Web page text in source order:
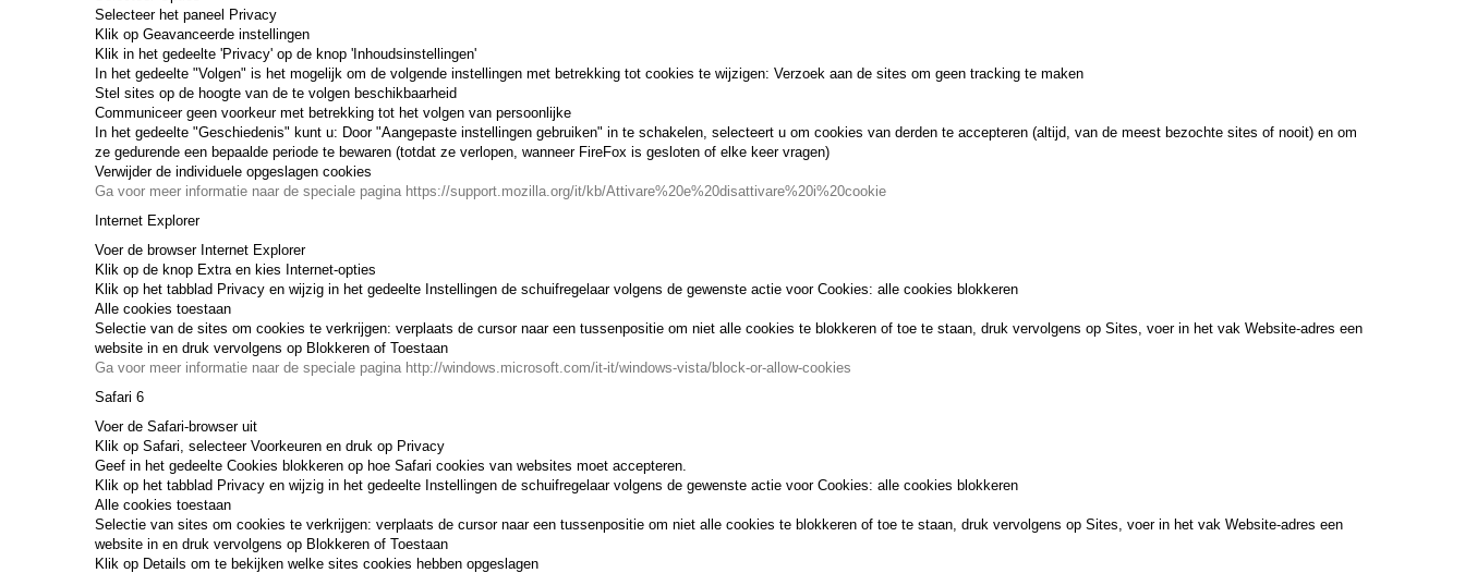
Selecteer het paneel Privacy
Klik op Geavanceerde instellingen
Klik in het gedeelte 'Privacy' op de knop 'Inhoudsinstellingen'
In het gedeelte "Volgen" is het mogelijk om de volgende instellingen met betrekking tot cookies te wijzigen: Verzoek aan de sites om geen tracking te maken
Stel sites op de hoogte van de te volgen beschikbaarheid
Communiceer geen voorkeur met betrekking tot het volgen van persoonlijke
In het gedeelte "Geschiedenis" kunt u: Door "Aangepaste instellingen gebruiken" in te schakelen, selecteert u om cookies van derden te accepteren (altijd, van de meest bezochte sites of nooit) en om
ze gedurende een bepaalde periode te bewaren (totdat ze verlopen, wanneer FireFox is gesloten of elke keer vragen)
Verwijder de individuele opgeslagen cookies
Ga voor meer informatie naar de speciale pagina https://support.mozilla.org/it/kb/Attivare%20e%20disattivare%20i%20cookie
Internet Explorer
Voer de browser Internet Explorer
Klik op de knop Extra en kies Internet-opties
Klik op het tabblad Privacy en wijzig in het gedeelte Instellingen de schuifregelaar volgens de gewenste actie voor Cookies: alle cookies blokkeren
Alle cookies toestaan
Selectie van de sites om cookies te verkrijgen: verplaats de cursor naar een tussenpositie om niet alle cookies te blokkeren of toe te staan, druk vervolgens op Sites, voer in het vak Website-adres een
website in en druk vervolgens op Blokkeren of Toestaan
Ga voor meer informatie naar de speciale pagina http://windows.microsoft.com/it-it/windows-vista/block-or-allow-cookies
Safari 6
Voer de Safari-browser uit
Klik op Safari, selecteer Voorkeuren en druk op Privacy
Geef in het gedeelte Cookies blokkeren op hoe Safari cookies van websites moet accepteren.
Klik op het tabblad Privacy en wijzig in het gedeelte Instellingen de schuifregelaar volgens de gewenste actie voor Cookies: alle cookies blokkeren
Alle cookies toestaan
Selectie van sites om cookies te verkrijgen: verplaats de cursor naar een tussenpositie om niet alle cookies te blokkeren of toe te staan, druk vervolgens op Sites, voer in het vak Website-adres een
website in en druk vervolgens op Blokkeren of Toestaan
Klik op Details om te bekijken welke sites cookies hebben opgeslagen